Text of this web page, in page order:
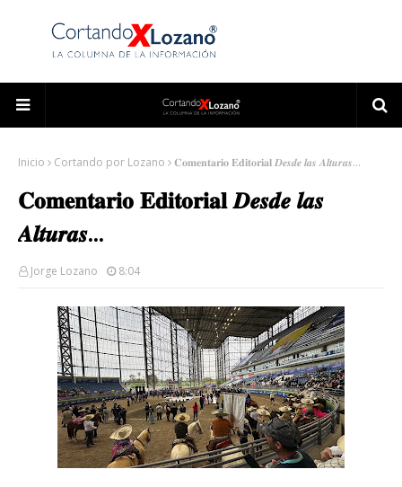
Inicio Cortando por Lozano 𝐂𝐨𝐦𝐞𝐧𝐭𝐚𝐫𝐢𝐨 𝐄𝐝𝐢𝐭𝐨𝐫𝐢𝐚𝐥 𝑫𝒆𝒔𝒅𝒆 𝒍𝒂𝒔 𝑨𝒍𝒕𝒖𝒓𝒂𝒔...
𝐂𝐨𝐦𝐞𝐧𝐭𝐚𝐫𝐢𝐨 𝐄𝐝𝐢𝐭𝐨𝐫𝐢𝐚𝐥 𝑫𝒆𝒔𝒅𝒆 𝒍𝒂𝒔
𝑨𝒍𝒕𝒖𝒓𝒂𝒔...
Jorge Lozano 8:04